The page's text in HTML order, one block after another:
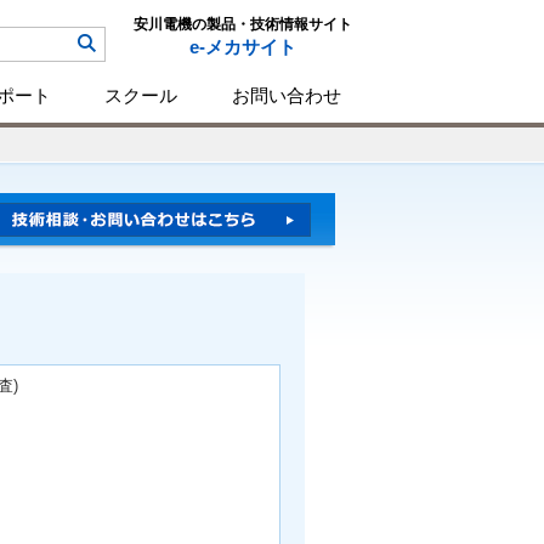
安川電機の製品・技術情報サイト
e-メカサイト
ート スクール お問い合わせ
)